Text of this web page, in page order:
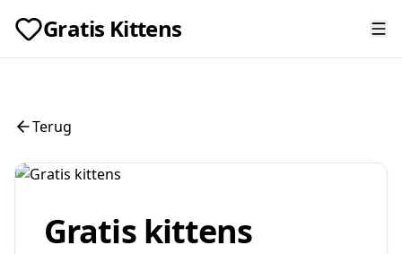
Gratis Kittens
Terug
Gratis kittens